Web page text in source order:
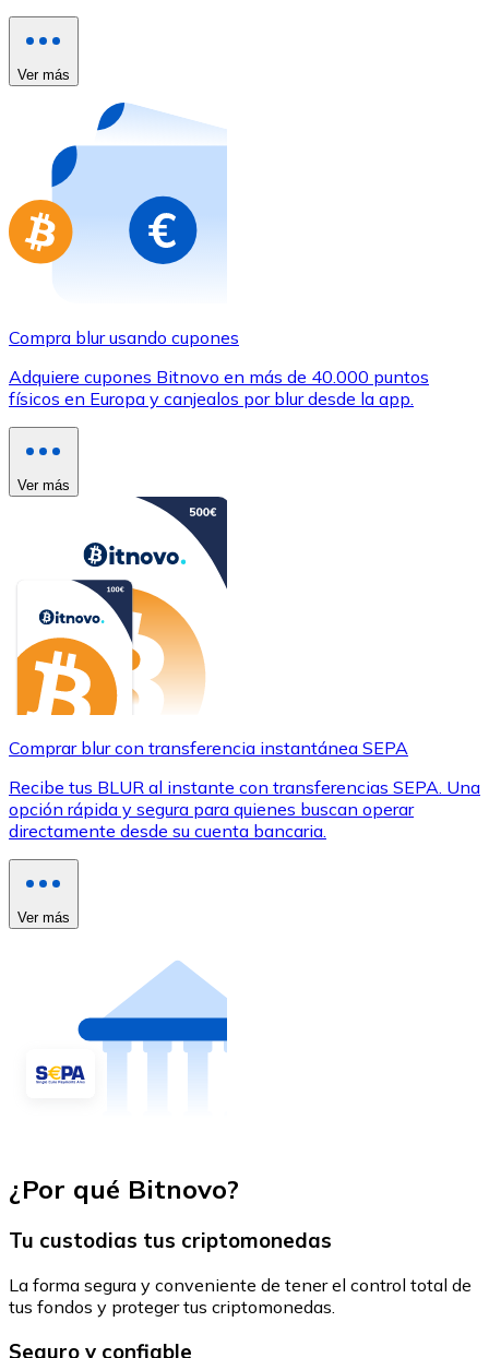
Comprar con tarjeta
Compra tarjetas regalo de tus marcas favoritas con
Ir a la tienda de tarjetas regalo
Ver más
Compra blur usando cupones
Adquiere cupones Bitnovo en más de 40.000 puntos
físicos en Europa y canjealos por blur desde la app.
Ver más
Comprar blur con transferencia instantánea SEPA
Recibe tus BLUR al instante con transferencias SEPA. Una
opción rápida y segura para quienes buscan operar
directamente desde su cuenta bancaria.
Ver más
¿Por qué Bitnovo?
Tu custodias tus criptomonedas
La forma segura y conveniente de tener el control total de
tus fondos y proteger tus criptomonedas.
Seguro y confiable